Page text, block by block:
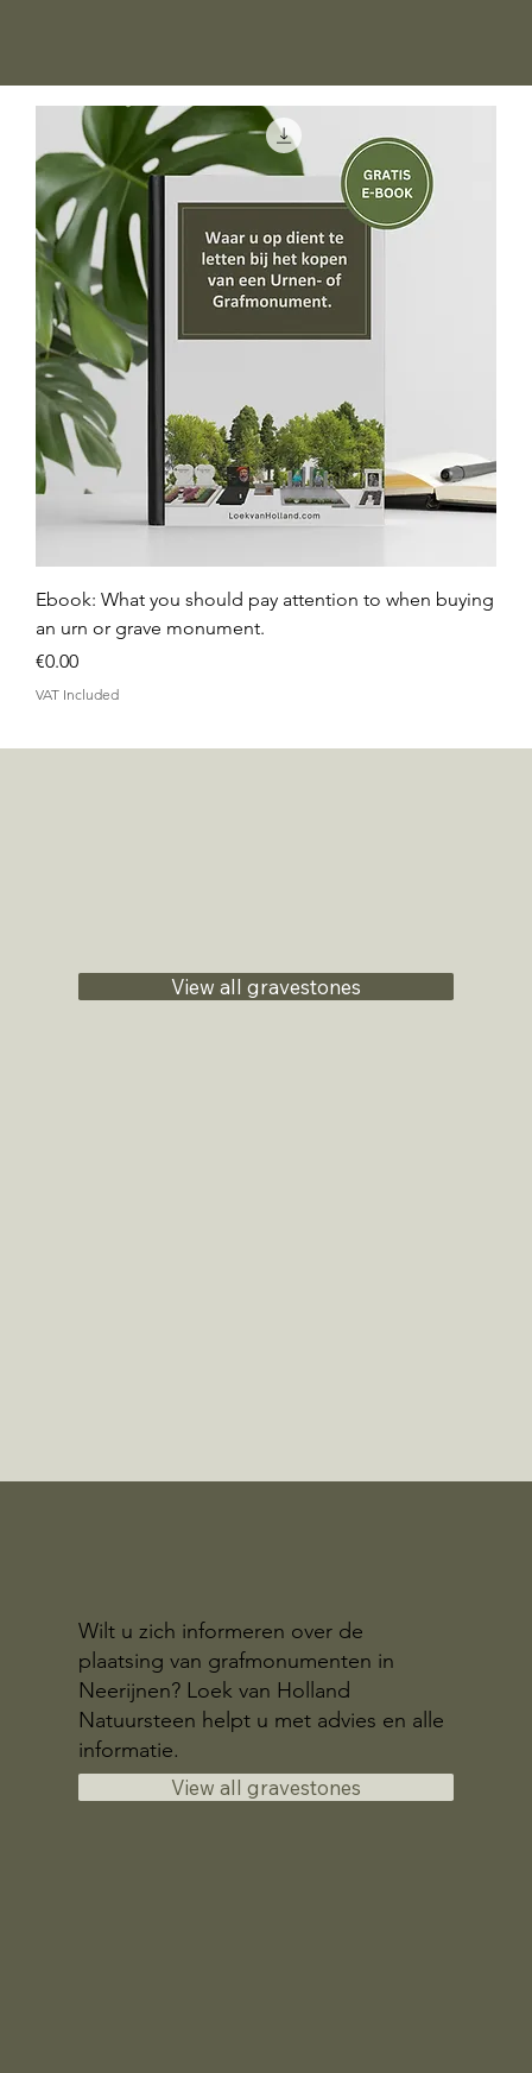
Ebook: What you should pay attention to when buying
an urn or grave monument.
Price
€0.00
VAT Included
View all gravestones
Wilt u zich informeren over de
plaatsing van grafmonumenten in
Neerijnen? Loek van Holland
Natuursteen helpt u met advies en alle
informatie.
View all gravestones